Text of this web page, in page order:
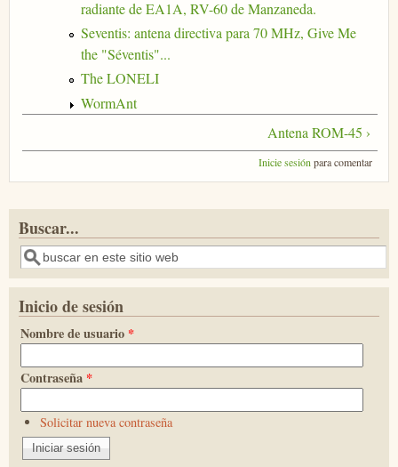
radiante de EA1A, RV-60 de Manzaneda.
Seventis: antena directiva para 70 MHz, Give Me
the "Séventis"...
The LONELI
WormAnt
Antena ROM-45 ›
Inicie sesión para comentar
Buscar...
Buscar
Inicio de sesión
Nombre de usuario *
Contraseña *
Solicitar nueva contraseña